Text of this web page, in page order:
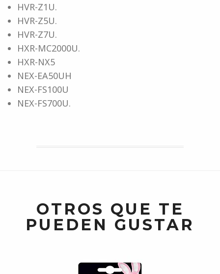
HVR-Z1U.
HVR-Z5U.
HVR-Z7U.
HXR-MC2000U.
HXR-NX5
NEX-EA50UH
NEX-FS100U
NEX-FS700U.
OTROS QUE TE
PUEDEN GUSTAR